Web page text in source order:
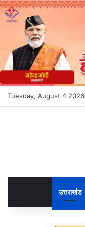
Tuesday, August 4 2026
उत्तराखंड